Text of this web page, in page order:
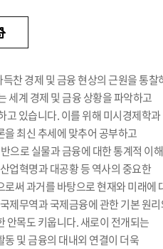
찬 경제 및 금융 현상의 근원을 통찰
세계 경제 및 금융 상황을 파악하고
고 있습니다. 이를 위해 미시경제학과
최신 추세에 맞추어 공부하고
으로 실물과 금융에 대한 통계적 이
업혁명과 대공황 등 역사의 중요한
써 과거를 바탕으로 현재와 미래에
제무역과 국제금융에 관한 기본 원
안목도 키웁니다. 새로이 전개되는
및 금융의 대내외 연결이 더욱